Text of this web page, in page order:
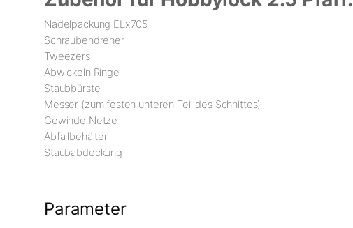
Nadelpackung ELx705
Schraubendreher
Tweezers
Abwickeln Ringe
Staubbürste
Messer (zum festen unteren Teil des Schnittes)
Gewinde Netze
Abfallbehälter
Staubabdeckung
Parameter